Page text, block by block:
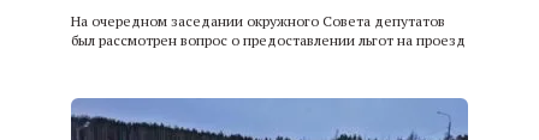
На очередном заседании окружного Совета депутатов
был рассмотрен вопрос о предоставлении льгот на проезд